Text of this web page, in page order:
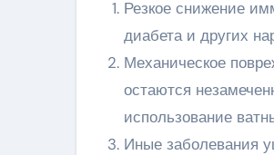
Резкое снижение
диабета и других
Механическое
остаются
использование
Иные заболевания